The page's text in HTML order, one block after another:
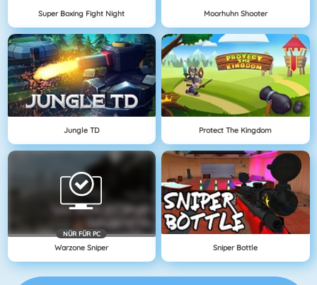
Super Boxing Fight Night Moorhuhn Shooter
Jungle TD Protect The Kingdom
NÜR FÜR PC
Warzone Sniper Sniper Bottle